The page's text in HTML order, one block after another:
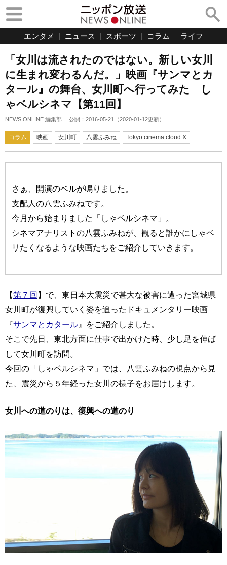
エンタメ ニュース スポーツ コラム ライフ
「女川は流されたのではない。新しい女川
に生まれ変わるんだ。」映画『サンマとカ
タール』の舞台、女川町へ行ってみた し
ゃベルシネマ【第11回】
NEWS ONLINE 編集部 公開： 2016-05-21 （2020-01-12更新）
コラム 映画 女川町 八雲ふみね Tokyo cinema cloud X
さぁ、開演のベルが鳴りました。
支配人の八雲ふみねです。
今月から始まりました「しゃベルシネマ」。
シネマアナリストの八雲ふみねが、観ると誰かにしゃベ
リたくなるような映画たちをご紹介していきます。
【第７回】で、東日本大震災で甚大な被害に遭った宮城県
女川町が復興していく姿を追ったドキュメンタリー映画
『サンマとカタール 』をご紹介しました。
そこで先日、東北方面に仕事で出かけた時、少し足を伸ば
して女川町を訪問。
今回の「しゃベルシネマ」では、八雲ふみねの視点から見
た、震災から５年経った女川の様子をお届けします。
女川への道のりは、復興への道のり